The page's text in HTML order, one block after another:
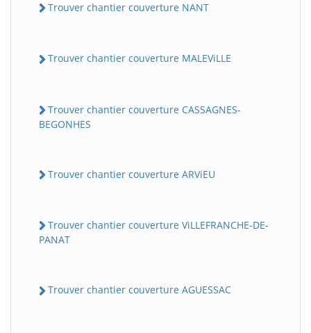
Trouver chantier couverture NANT
Trouver chantier couverture MALEViLLE
Trouver chantier couverture CASSAGNES-
BEGONHES
Trouver chantier couverture ARViEU
Trouver chantier couverture ViLLEFRANCHE-DE-
PANAT
Trouver chantier couverture AGUESSAC